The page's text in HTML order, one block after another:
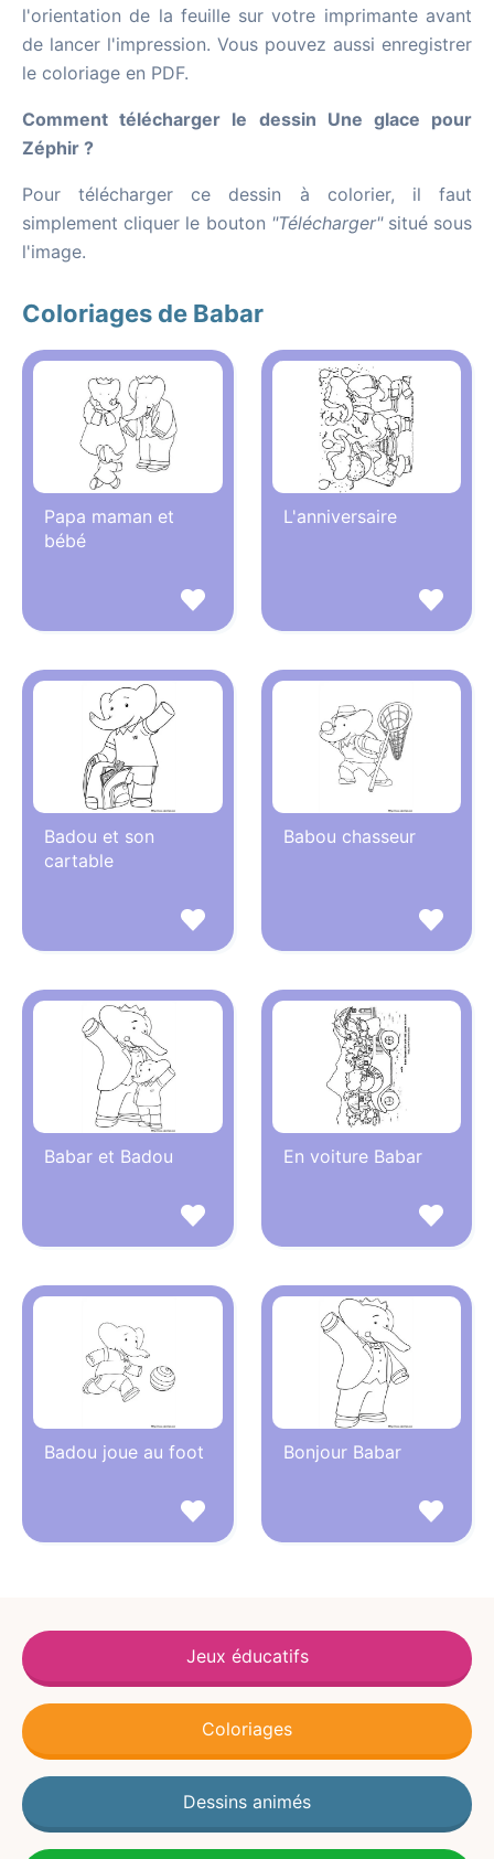
l'orientation de la feuille sur votre imprimante avant
de lancer l'impression. Vous pouvez aussi enregistrer
le coloriage en PDF.
Comment télécharger le dessin Une glace pour
Zéphir ?
Pour télécharger ce dessin à colorier, il faut
simplement cliquer le bouton "Télécharger"situé sous
l'image.
Coloriages de Babar
Papa maman et
bébé
L'anniversaire
Badou et son
cartable
Babou chasseur
Babar et Badou En voiture Babar
Badou joue au foot Bonjour Babar
Jeux éducatifs
Coloriages
Dessins animés